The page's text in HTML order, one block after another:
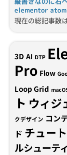
elementor
現在の総記事数
3D AI DTP
Pro Flow
Loop Grid
ト ウィジ
クデザイン コン
ド チュー
ルシューテ